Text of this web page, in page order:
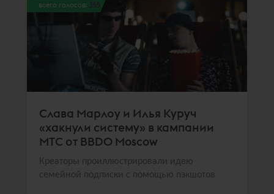
всего голосов: 355
Слава Марлоу и Илья Куруч
«хакнули систему» в кампании
МТС от BBDO Moscow
Креаторы проиллюстрировали идею
семейной подписки с помощью пэкшотов